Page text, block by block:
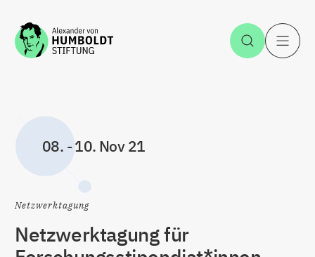
Zum Inhalt springen Suche
08. -10. Nov 21
Netzwerktagung
Netzwerktagung für